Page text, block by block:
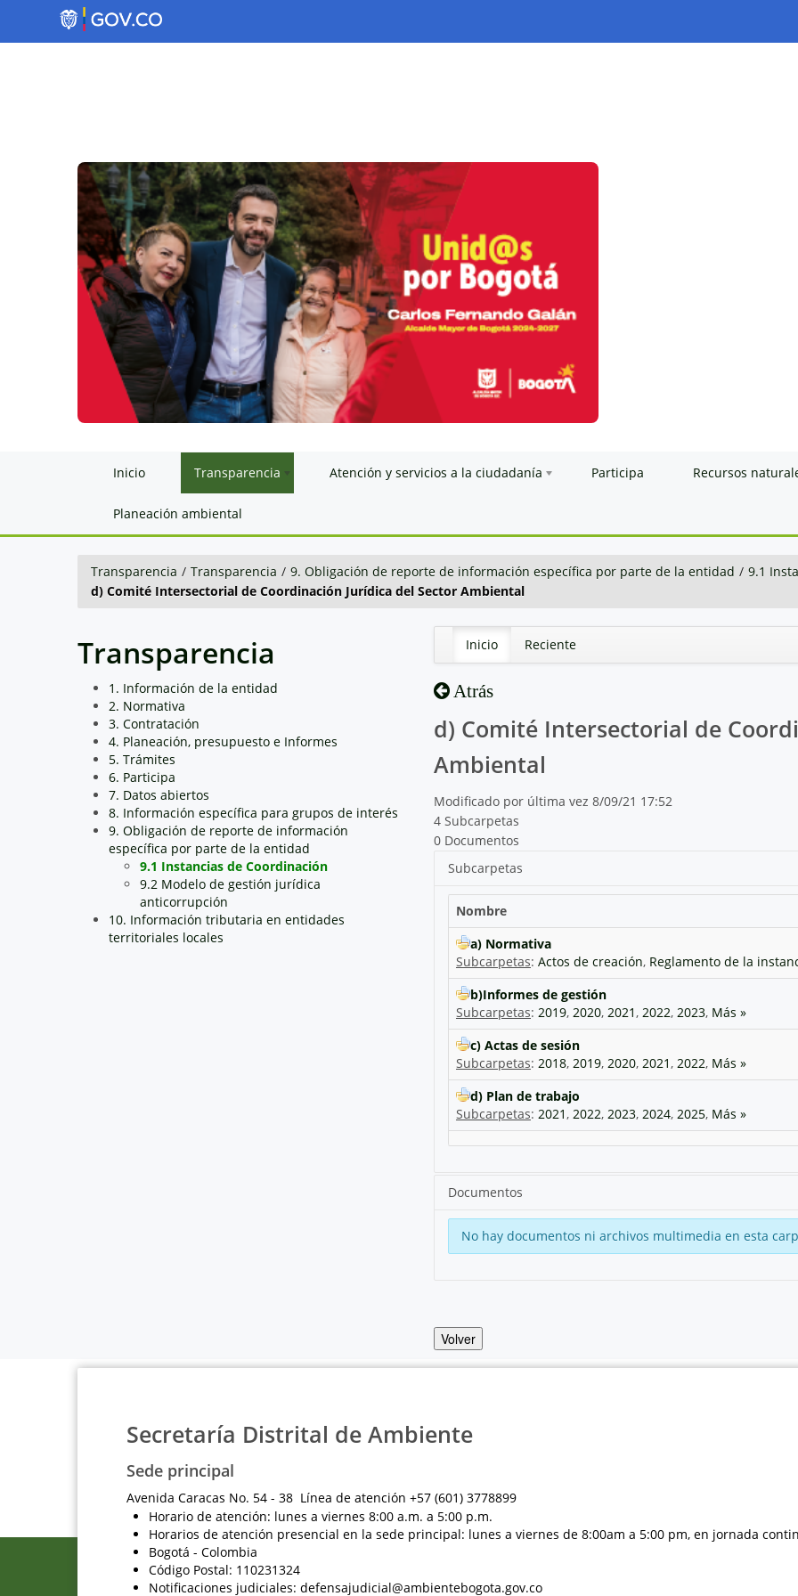
Inicio Transparencia Atención y servicios a la ciudadanía Participa Recursos
Planeación ambiental
Transparencia / Transparencia / 9. Obligación de reporte de información específica por parte de la entidad / 9.1
d) Comité Intersectorial de Coordinación Jurídica del Sector Ambiental
Transparencia
1. Información de la entidad
2. Normativa
3. Contratación
4. Planeación, presupuesto e Informes
5. Trámites
6. Participa
7. Datos abiertos
8. Información específica para grupos de interés
9. Obligación de reporte de información
específica por parte de la entidad
9.1 Instancias de Coordinación
9.2 Modelo de gestión jurídica
anticorrupción
10. Información tributaria en entidades
territoriales locales
Inicio Reciente
Atrás
d) Comité Intersectorial de
Ambiental
Modificado por última vez 8/09/21 17:52
4 Subcarpetas
0 Documentos
Subcarpetas
Nombre
a) Normativa
Subcarpetas: Actos de creación, Reglamento de la
b)Informes de gestión
Subcarpetas: 2019, 2020, 2021 , 2022, 2023, Más »
c) Actas de sesión
Subcarpetas: 2018, 2019, 2020, 2021 , 2022, Más »
d) Plan de trabajo
Subcarpetas: 2021 , 2022, 2023, 2024, 2025, Más »
Documentos
No hay documentos ni archivos multimedia en esta
Volver
Secretaría Distrital de Ambiente
Sede principal
Avenida Caracas No. 54 - 38 Línea de atención +57 (601) 3778899
Horario de atención: lunes a viernes 8:00 a.m. a 5:00 p.m.
Horarios de atención presencial en la sede principal: lunes a viernes de 8:00am a 5:00 pm, en jornada
Bogotá - Colombia
Código Postal: 110231324
Notificaciones judiciales: defensajudicial@ambientebogota.gov.co